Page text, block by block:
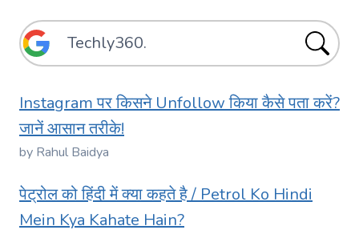
Instagram पर किसने Unfollow किया कैसे पता करें?
जानें आसान तरीके!
by Rahul Baidya
पेट्रोल को हिंदी में क्या कहते है / Petrol Ko Hindi
Mein Kya Kahate Hain?